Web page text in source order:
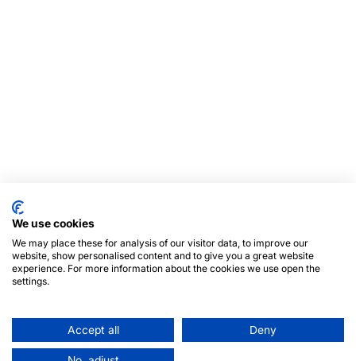
We use cookies
We may place these for analysis of our visitor data, to improve our
website, show personalised content and to give you a great website
experience. For more information about the cookies we use open the
settings.
Accept all Deny